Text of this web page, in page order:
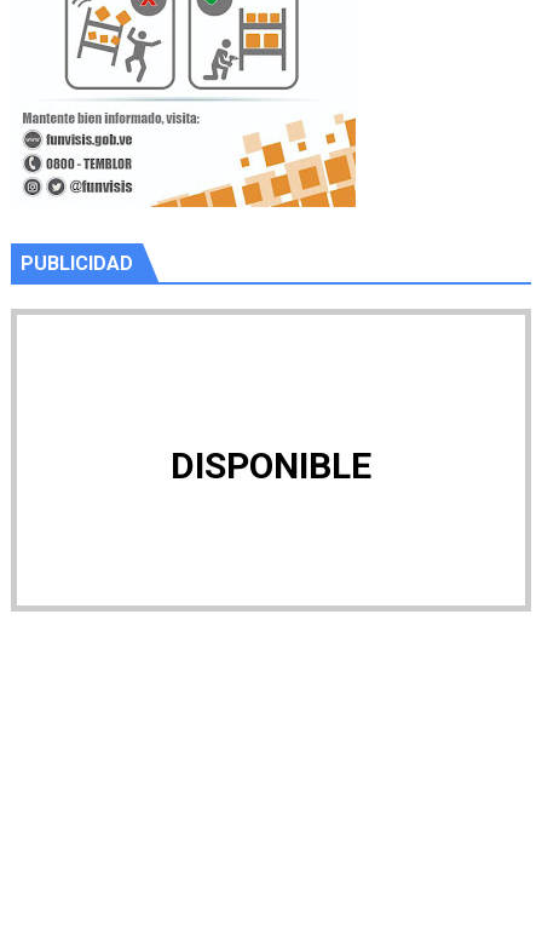
PUBLICIDAD
DISPONIBLE